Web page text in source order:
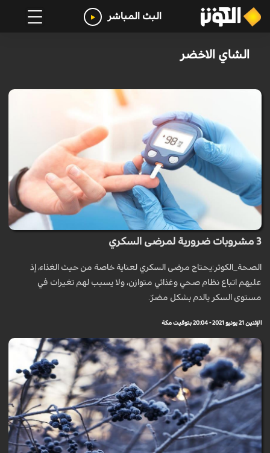
البث المباشر
الشاي الاخضر
3 مشروبات ضرورية لمرضى السكري
الصحة_الكوثر:يحتاج مرضى السكري لعناية خاصة من حيث الغذاء، إذ
عليهم اتباع نظام صحي وغذائي متوازن، ولا يسبب لهم تغيرات في
مستوى السكر بالدم بشكل مضرّ.
الإثنين 21 يونيو 2021 - 20:04 بتوقيت مكة